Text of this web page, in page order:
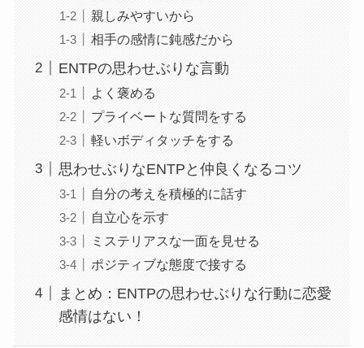
親しみやすいから
相手の感情に鈍感だから
ENTPの思わせぶりな言動
よく褒める
プライベートな質問をする
軽いボディタッチをする
思わせぶりなENTPと仲良くなるコツ
自分の考えを積極的に話す
自立心を示す
ミステリアスな一面を見せる
ポジティブな態度で接する
まとめ：ENTPの思わせぶりな行動に恋愛
感情はない！